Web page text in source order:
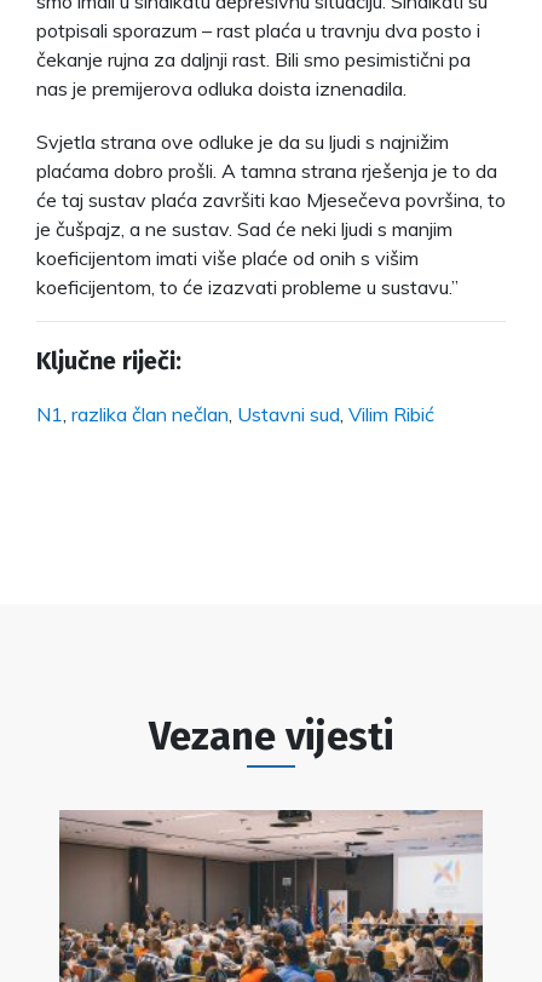
potpisali sporazum – rast plaća u travnju dva posto i
čekanje rujna za daljnji rast. Bili smo pesimistični pa
nas je premijerova odluka doista iznenadila.
Svjetla strana ove odluke je da su ljudi s najnižim
plaćama dobro prošli. A tamna strana rješenja je to da
će taj sustav plaća završiti kao Mjesečeva površina, to
je čušpajz, a ne sustav. Sad će neki ljudi s manjim
koeficijentom imati više plaće od onih s višim
koeficijentom, to će izazvati probleme u sustavu.”
Ključne riječi:
N1 razlika član nečlan Ustavni sud Vilim Ribić
Vezane vijesti